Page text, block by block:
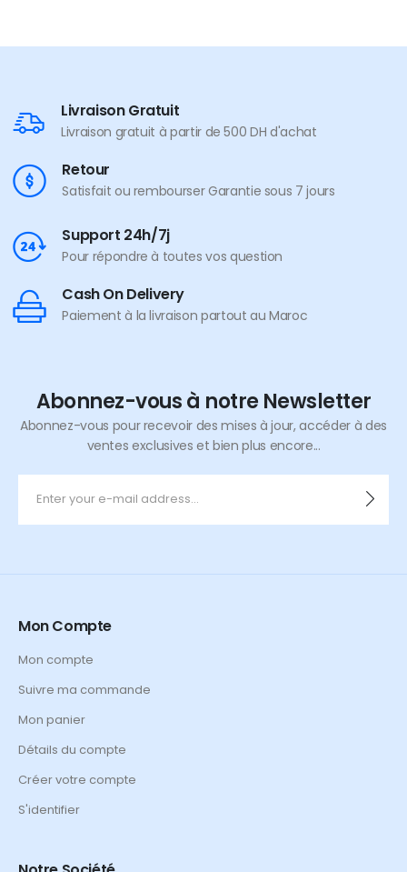
Livraison Gratuit
Livraison gratuit à partir de 500 DH d'achat
Retour
Satisfait ou rembourser Garantie sous 7 jours
Support 24h/7j
Pour répondre à toutes vos question
Cash On Delivery
Paiement à la livraison partout au Maroc
Abonnez-vous à notre Newsletter
Abonnez-vous pour recevoir des mises à jour, accéder à des
ventes exclusives et bien plus encore...
Mon Compte
Mon compte
Suivre ma commande
Mon panier
Détails du compte
Créer votre compte
S'identifier